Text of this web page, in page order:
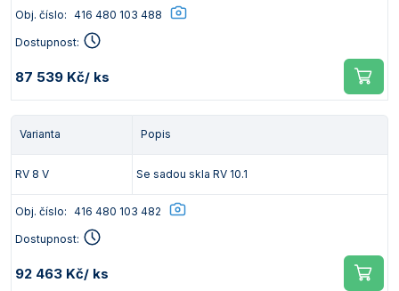
Obj. číslo: 416 480 103 488
Dostupnost:
87 539 Kč/ ks
Varianta Popis
RV 8 V Se sadou skla RV 10.1
Obj. číslo: 416 480 103 482
Dostupnost:
92 463 Kč/ ks